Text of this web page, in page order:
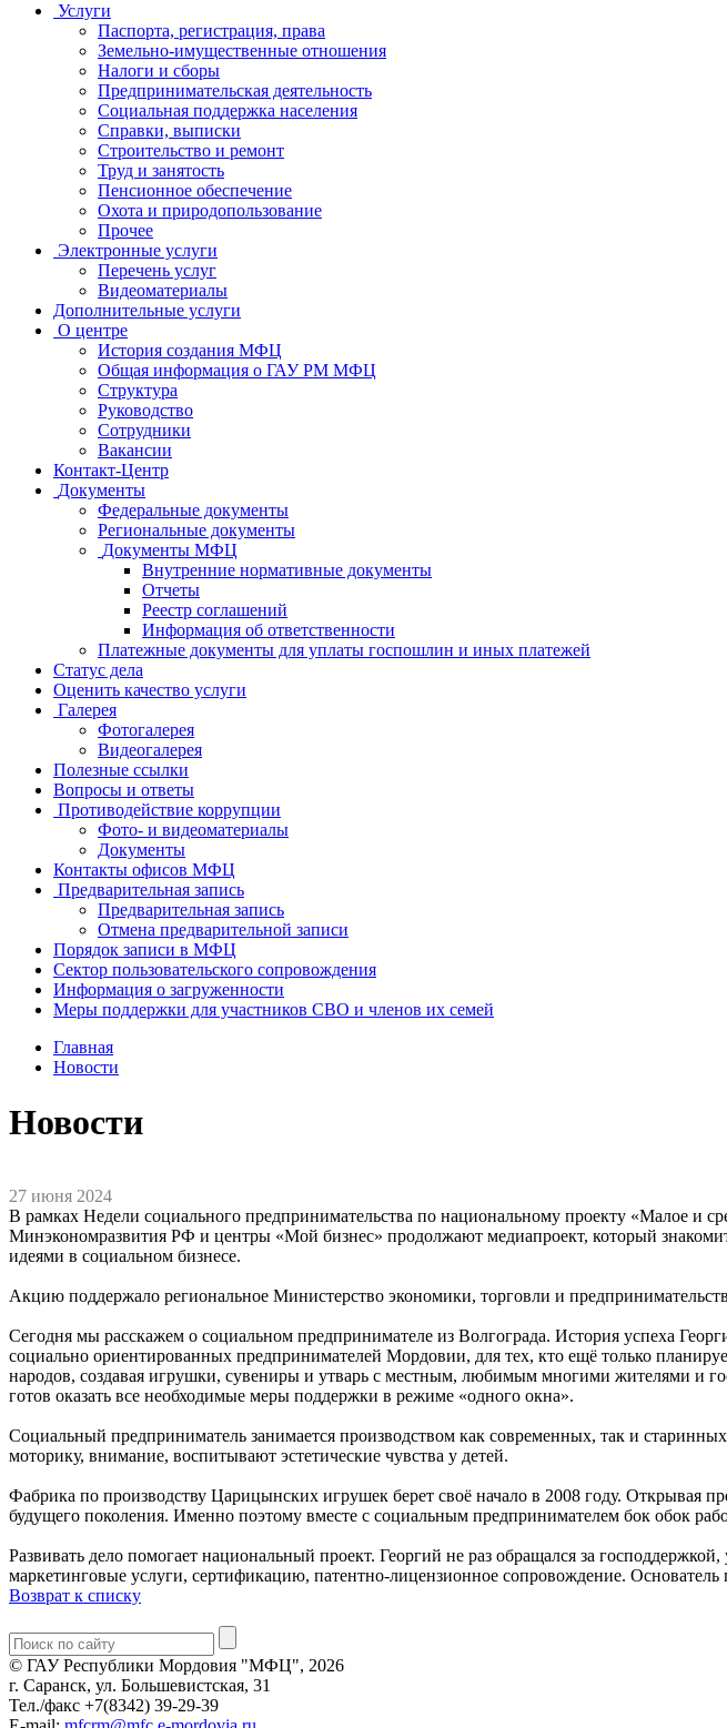
Услуги
Паспорта, регистрация, права
Земельно-имущественные отношения
Налоги и сборы
Предпринимательская деятельность
Социальная поддержка населения
Справки, выписки
Строительство и ремонт
Труд и занятость
Пенсионное обеспечение
Охота и природопользование
Прочее
Электронные услуги
Перечень услуг
Видеоматериалы
Дополнительные услуги
О центре
История создания МФЦ
Общая информация о ГАУ РМ МФЦ
Структура
Руководство
Сотрудники
Вакансии
Контакт-Центр
Документы
Федеральные документы
Региональные документы
Документы МФЦ
Внутренние нормативные документы
Отчеты
Реестр соглашений
Информация об ответственности
Платежные документы для уплаты госпошлин и иных платежей
Статус дела
Оценить качество услуги
Галерея
Фотогалерея
Видеогалерея
Полезные ссылки
Вопросы и ответы
Противодействие коррупции
Фото- и видеоматериалы
Документы
Контакты офисов МФЦ
Предварительная запись
Предварительная запись
Отмена предварительной записи
Порядок записи в МФЦ
Сектор пользовательского сопровождения
Информация о загруженности
Меры поддержки для участников СВО и членов их семей
Главная
Новости
Новости
27 июня 2024
В рамках Недели социального предпринимательства по национальному проекту «Малое и
Минэкономразвития РФ и центры «Мой бизнес» продолжают медиапроект, который
идеями в социальном бизнесе.
Акцию поддержало региональное Министерство экономики, торговли и
Сегодня мы расскажем о социальном предпринимателе из Волгограда. История успеха
социально ориентированных предпринимателей Мордовии, для тех, кто ещё только
народов, создавая игрушки, сувениры и утварь с местным, любимым многими жителями и
готов оказать все необходимые меры поддержки в режиме «одного окна».
Социальный предприниматель занимается производством как современных, так и
моторику, внимание, воспитывают эстетические чувства у детей.
Фабрика по производству Царицынских игрушек берет своё начало в 2008 году. Открывая
будущего поколения. Именно поэтому вместе с социальным предпринимателем бок обок
Развивать дело помогает национальный проект. Георгий не раз обращался за
маркетинговые услуги, сертификацию, патентно-лицензионное сопровождение.
Возврат к списку
© ГАУ Республики Мордовия "МФЦ", 2026
г. Саранск, ул. Большевистская, 31
Тел./факс +7(8342) 39-29-39